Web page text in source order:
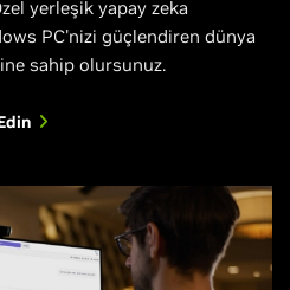
yerleşik yapay zeka
PC'nizi güçlendiren dünya
sahip olursunuz.